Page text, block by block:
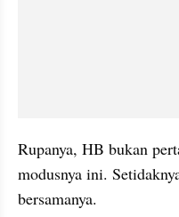
Rupanya, HB bukan
modusnya ini.
bersamanya.